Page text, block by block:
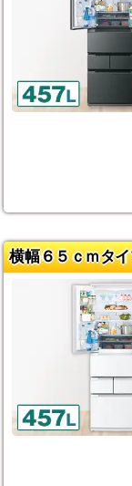
横幅６５ｃｍタ